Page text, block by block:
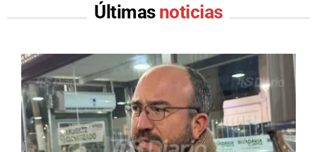
Últimas noticias